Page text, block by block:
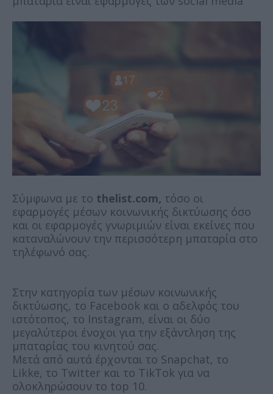
Σύμφωνα με το thelist.com, τόσο οι
εφαρμογές μέσων κοινωνικής δικτύωσης όσο
και οι εφαρμογές γνωριμιών είναι εκείνες που
καταναλώνουν την περισσότερη μπαταρία στο
τηλέφωνό σας.
Στην κατηγορία των μέσων κοινωνικής
δικτύωσης, το Facebook και ο αδελφός του
ιστότοπος, το Instagram, είναι οι δύο
μεγαλύτεροι ένοχοι για την εξάντληση της
μπαταρίας του κινητού σας.
Μετά από αυτά έρχονται το Snapchat, το
Likke, το Twitter και το TikTok για να
ολοκληρώσουν το top 10.